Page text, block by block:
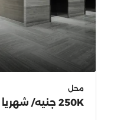
محل
250K جنيه / شهريا